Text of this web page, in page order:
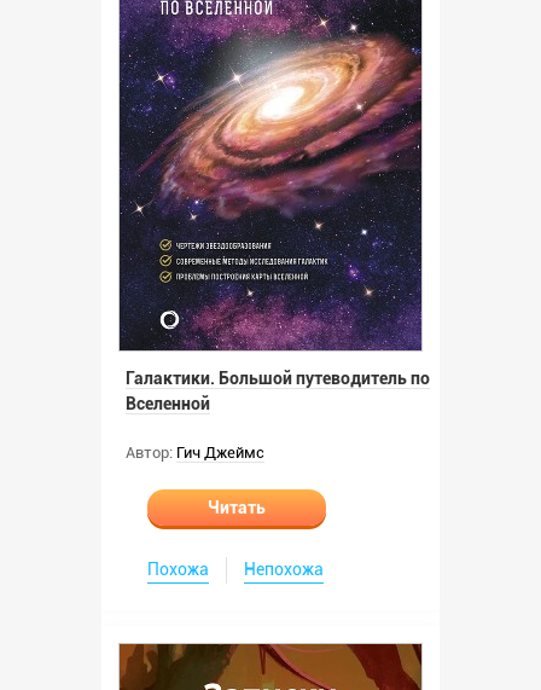
Галактики. Большой путеводитель по
Вселенной
Автор: Гич Джеймс
Читать
Похожа Непохожа